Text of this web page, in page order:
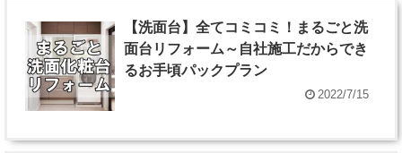
【洗面台】全てコミコミ！まるごと洗
面台リフォーム～自社施工だからでき
るお手頃パックプラン
2022/7/15